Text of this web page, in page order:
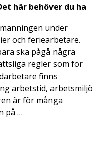
här behöver du ha
under
och feriearbetare.
ska pågå några
regler som för
finns
arbetstid, arbetsmiljö
är för många
på …